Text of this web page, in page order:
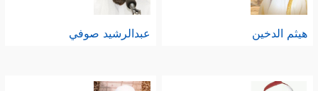
هيثم الدخين عبدالرشيد صوفي